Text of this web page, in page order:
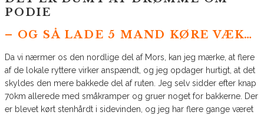
PODIE
– OG SÅ LADE 5 MAND KØRE VÆK…
Da vi nærmer os den nordlige del af Mors, kan jeg mærke, at flere
af de lokale ryttere virker anspændt, og jeg opdager hurtigt, at det
skyldes den mere bakkede del af ruten. Jeg selv sidder efter knap
70km allerede med småkramper og gruer noget for bakkerne. Der
er blevet kørt stenhårdt i sidevinden, og jeg har flere gange været